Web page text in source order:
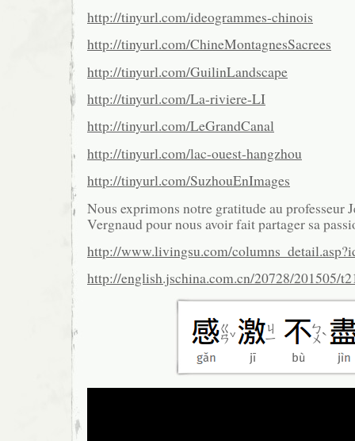
http://tinyurl.com/ideogrammes-chinois
http://tinyurl.com/ChineMontagnesSacrees
http://tinyurl.com/GuilinLandscape
http://tinyurl.com/La-riviere-LI
http://tinyurl.com/LeGrandCanal
http://tinyurl.com/lac-ouest-hangzhou
http://tinyurl.com/SuzhouEnImages
Nous exprimons notre gratitude au professeur
Vergnaud pour nous avoir fait partager sa
http://www.livingsu.com/
http://english.jschina.com.cn/20728/201505/